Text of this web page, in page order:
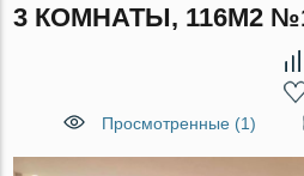
3 КОМНАТЫ, 116М2
Просмотренные (1)